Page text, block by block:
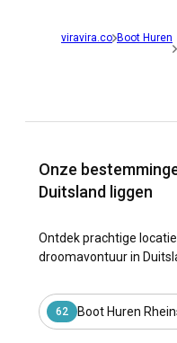
viravira.co Boot Huren
Onze
Duitsland liggen
Ontdek prachtige
droomavontuur in
62 Boot Huren